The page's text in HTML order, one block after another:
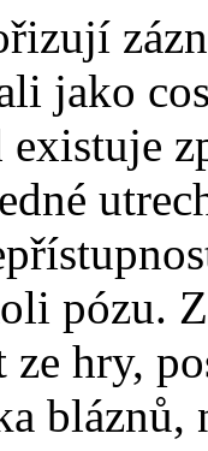
jako
existuje
pózu.
ze hry,
bláznů,